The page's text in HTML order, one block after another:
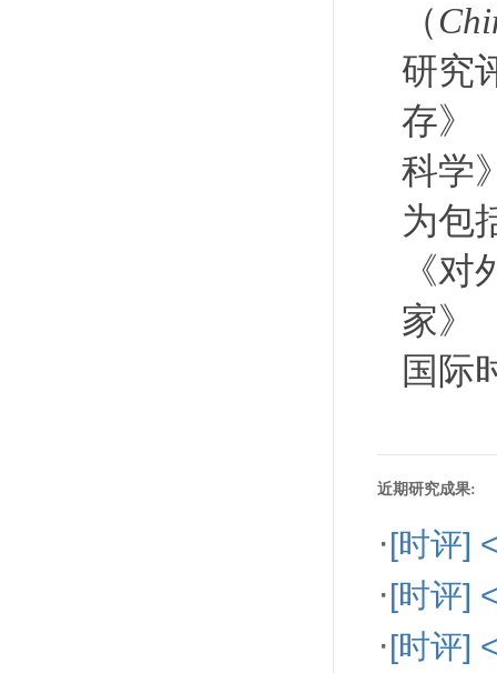
（
研究
存》
科学
为包
《
家》
国际
近期研究成果:
·[时评]
·[时评]
·[时评]